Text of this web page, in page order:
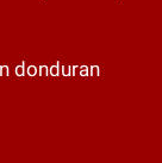
donduran